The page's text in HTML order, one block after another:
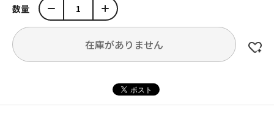
数量
在庫がありません